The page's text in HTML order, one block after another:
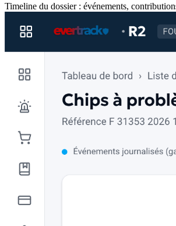
Timeline du dossier : événements,